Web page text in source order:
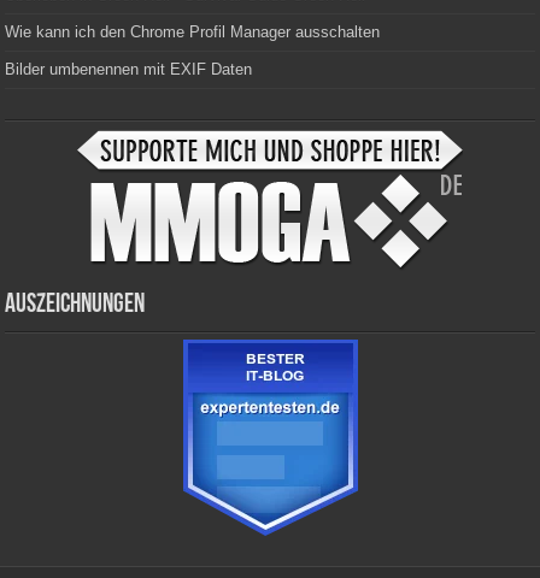
Wie kann ich den Chrome Profil Manager ausschalten
Bilder umbenennen mit EXIF Daten
Auszeichnungen